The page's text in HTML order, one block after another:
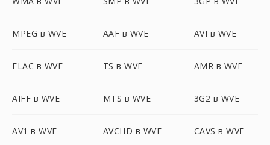
MPEG в WVE AAF в WVE AVI в WVE
FLAC в WVE TS в WVE AMR в WVE
AIFF в WVE MTS в WVE 3G2 в WVE
AV1 в WVE AVCHD в WVE CAVS в WVE